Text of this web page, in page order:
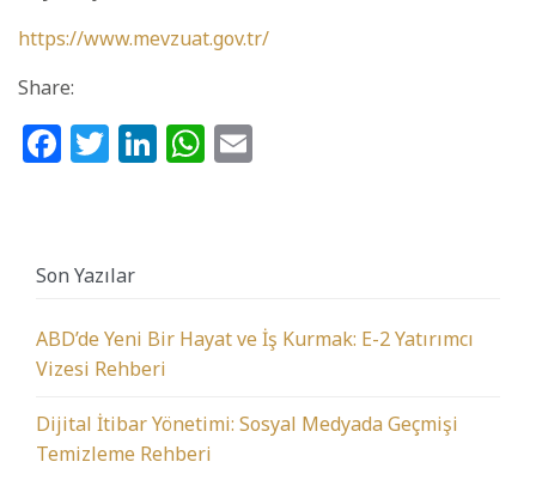
https://www.mevzuat.gov.tr/
Share:
Facebook
Twitter
LinkedIn
WhatsApp
Son Yazılar
ABD’de Yeni Bir Hayat ve İş Kurmak: E-2 Yatırımcı
Vizesi Rehberi
Dijital İtibar Yönetimi: Sosyal Medyada Geçmişi
Temizleme Rehberi